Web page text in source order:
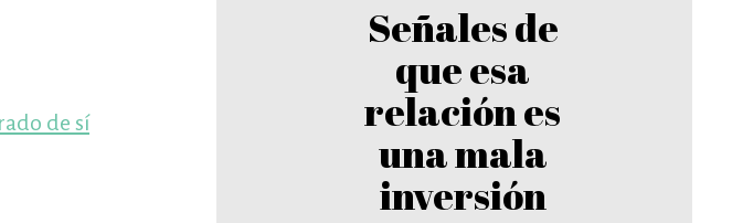
Señales de
que esa
relación es
una mala
inversión
de sí